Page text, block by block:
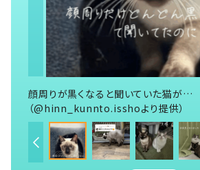
顔周りが黒くなると聞いていた猫が…
（@hinn_kunnto.isshoより提供）